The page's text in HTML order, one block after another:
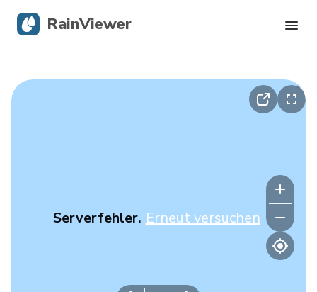
Serverfehler. Erneut versuchen
RainViewer